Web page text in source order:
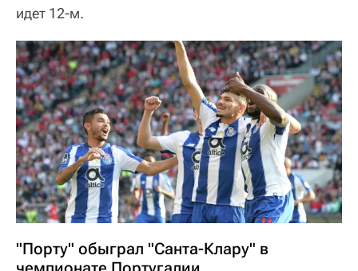
идет 12-м.
"Порту" обыграл "Санта-Клару" в